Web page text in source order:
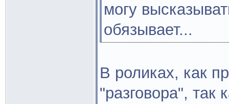
могу
обязывает...
В роликах, как
"разговора", так